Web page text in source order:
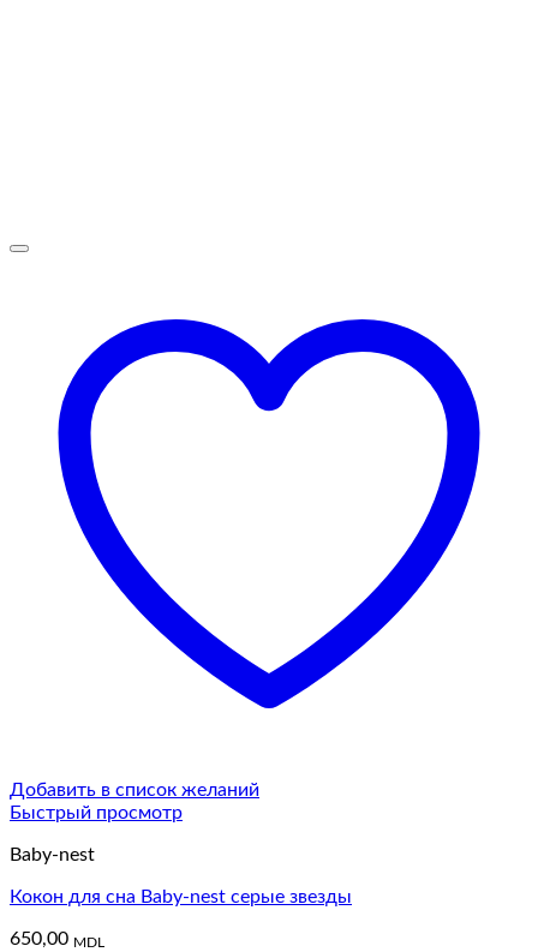
Добавить в список желаний
Быстрый просмотр
Baby-nest
Кокон для сна Baby-nest серые звезды
650,00 MDL